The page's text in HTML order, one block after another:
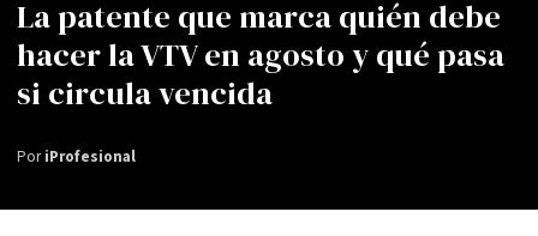
La patente que marca quién debe
hacer la VTV en agosto y qué pasa
si circula vencida
PoriProfesional